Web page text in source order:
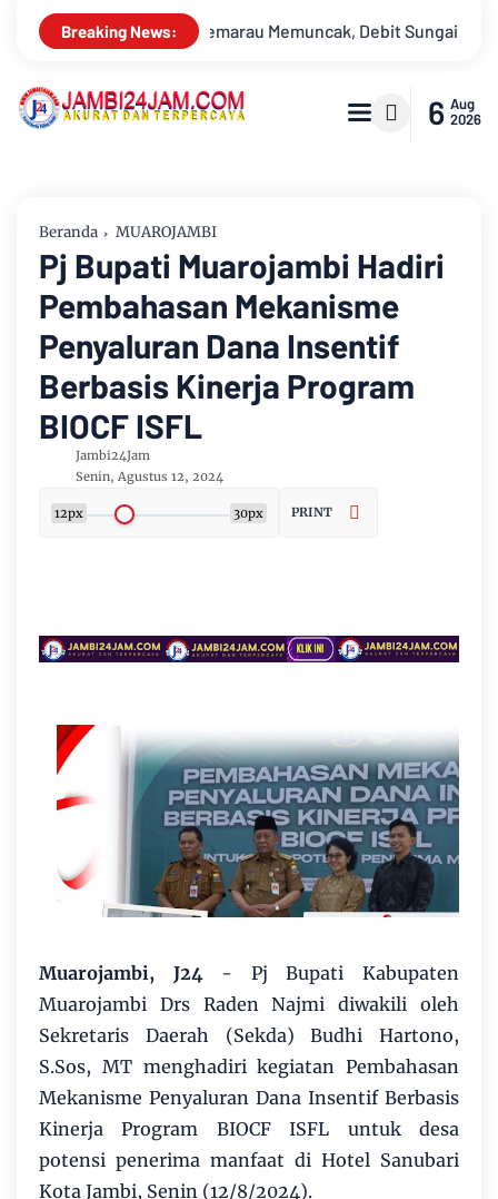
Breaking News:
Sungai Batanghari Terus Menyusut, Jambi Hadapi Ancaman
6 Aug
2026
Beranda MUAROJAMBI
Pj Bupati Muarojambi Hadiri
Pembahasan Mekanisme
Penyaluran Dana Insentif
Berbasis Kinerja Program
BIOCF ISFL
Jambi24Jam
Senin, Agustus 12, 2024
12px 30px PRINT
Muarojambi, J24- Pj Bupati Kabupaten
Muarojambi Drs Raden Najmi diwakili oleh
Sekretaris Daerah (Sekda) Budhi Hartono,
S.Sos, MT menghadiri kegiatan Pembahasan
Mekanisme Penyaluran Dana Insentif Berbasis
Kinerja Program BIOCF ISFL untuk desa
potensi penerima manfaat di Hotel Sanubari
Kota Jambi, Senin (12/8/2024).